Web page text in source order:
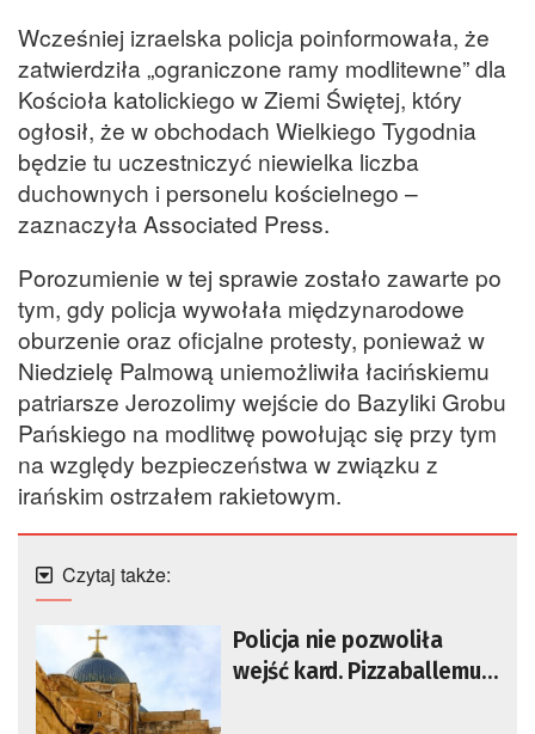
Wcześniej izraelska policja poinformowała, że
zatwierdziła „ograniczone ramy modlitewne” dla
Kościoła katolickiego w Ziemi Świętej, który
ogłosił, że w obchodach Wielkiego Tygodnia
będzie tu uczestniczyć niewielka liczba
duchownych i personelu kościelnego –
zaznaczyła Associated Press.
Porozumienie w tej sprawie zostało zawarte po
tym, gdy policja wywołała międzynarodowe
oburzenie oraz oficjalne protesty, ponieważ w
Niedzielę Palmową uniemożliwiła łacińskiemu
patriarsze Jerozolimy wejście do Bazyliki Grobu
Pańskiego na modlitwę powołując się przy tym
na względy bezpieczeństwa w związku z
irańskim ostrzałem rakietowym.
Czytaj także:
Policja nie pozwoliła
wejść kard. Pizzaballemu